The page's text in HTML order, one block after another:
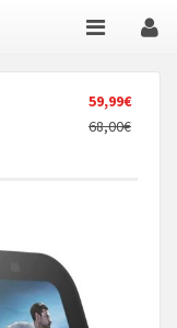
59,99€
68,00€